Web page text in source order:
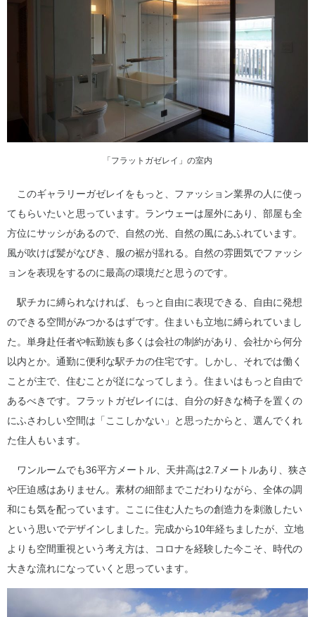
「フラットガゼレイ」の室内
このギャラリーガゼレイをもっと、ファッション業界の人に使っ
てもらいたいと思っています。ランウェーは屋外にあり、部屋も全
方位にサッシがあるので、自然の光、自然の風にあふれています。
風が吹けば髪がなびき、服の裾が揺れる。自然の雰囲気でファッシ
ョンを表現をするのに最高の環境だと思うのです。
駅チカに縛られなければ、もっと自由に表現できる、自由に発想
のできる空間がみつかるはずです。住まいも立地に縛られていまし
た。単身赴任者や転勤族も多くは会社の制約があり、会社から何分
以内とか。通勤に便利な駅チカの住宅です。しかし、それでは働く
ことが主で、住むことが従になってしまう。住まいはもっと自由で
あるべきです。フラットガゼレイには、自分の好きな椅子を置くの
にふさわしい空間は「ここしかない」と思ったからと、選んでくれ
た住人もいます。
ワンルームでも36平方メートル、天井高は2.7メートルあり、狭さ
や圧迫感はありません。素材の細部までこだわりながら、全体の調
和にも気を配っています。ここに住む人たちの創造力を刺激したい
という思いでデザインしました。完成から10年経ちましたが、立地
よりも空間重視という考え方は、コロナを経験した今こそ、時代の
大きな流れになっていくと思っています。